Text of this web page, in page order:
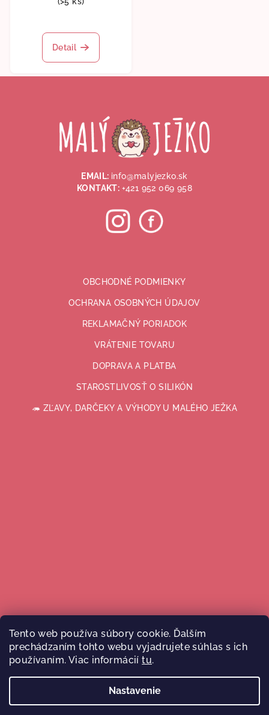
Tento web používa súbory cookie. Ďalším
prechádzaním tohto webu vyjadrujete súhlas s ich
používaním. Viac informáciítu.
Nastavenie
hodnotenie
produktu
Detail
EMAIL: info@malyjezko.sk
KONTAKT: +421 952 069 958
OBCHODNÉ PODMIENKY
OCHRANA OSOBNÝCH ÚDAJOV
REKLAMAČNÝ PORIADOK
VRÁTENIE TOVARU
DOPRAVA A PLATBA
STAROSTLIVOSŤ O SILIKÓN
🦔 ZĽAVY, DARČEKY A VÝHODY U MALÉHO JEŽKA
Sledovať na Instagrame